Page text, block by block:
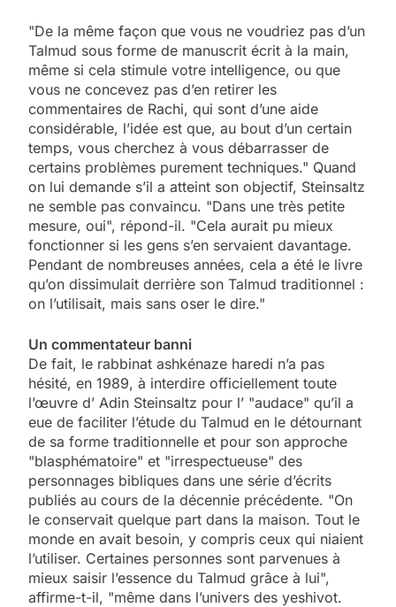
"De la même façon que vous ne voudriez pas d’un
Talmud sous forme de manuscrit écrit à la main,
même si cela stimule votre intelligence, ou que
vous ne concevez pas d’en retirer les
commentaires de Rachi, qui sont d’une aide
considérable, l’idée est que, au bout d’un certain
temps, vous cherchez à vous débarrasser de
certains problèmes purement techniques." Quand
on lui demande s’il a atteint son objectif, Steinsaltz
ne semble pas convaincu. "Dans une très petite
mesure, oui", répond-il. "Cela aurait pu mieux
fonctionner si les gens s’en servaient davantage.
Pendant de nombreuses années, cela a été le livre
qu’on dissimulait derrière son Talmud traditionnel :
on l’utilisait, mais sans oser le dire."
Un commentateur banni
De fait, le rabbinat ashkénaze haredi n’a pas
hésité, en 1989, à interdire officiellement toute
l’œuvre d’ Adin Steinsaltz pour l’ "audace" qu’il a
eue de faciliter l’étude du Talmud en le détournant
de sa forme traditionnelle et pour son approche
"blasphématoire" et "irrespectueuse" des
personnages bibliques dans une série d’écrits
publiés au cours de la décennie précédente. "On
le conservait quelque part dans la maison. Tout le
monde en avait besoin, y compris ceux qui niaient
l’utiliser. Certaines personnes sont parvenues à
mieux saisir l’essence du Talmud grâce à lui",
affirme-t-il, "même dans l’univers des yeshivot.